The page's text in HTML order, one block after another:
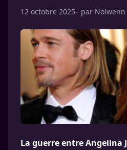
12 octobre 2025– par Nolwenn
La guerre entre Angelina